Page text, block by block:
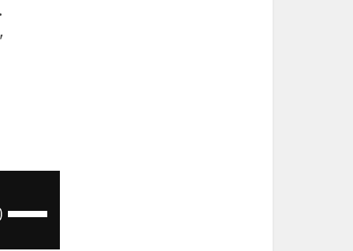
Utiliza
las